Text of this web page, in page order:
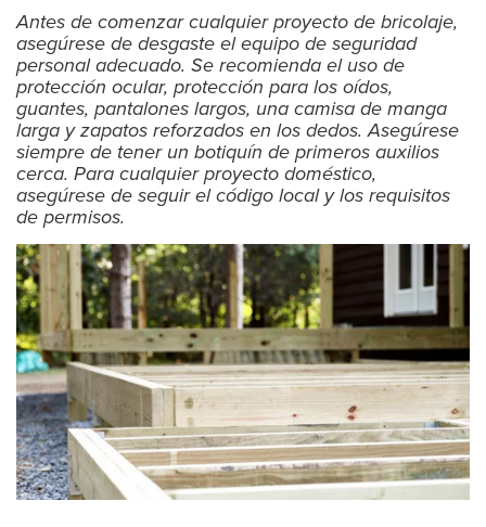
Antes de comenzar cualquier proyecto de bricolaje,
asegúrese de desgaste el equipo de seguridad
personal adecuado. Se recomienda el uso de
protección ocular, protección para los oídos,
guantes, pantalones largos, una camisa de manga
larga y zapatos reforzados en los dedos. Asegúrese
siempre de tener un botiquín de primeros auxilios
cerca. Para cualquier proyecto doméstico,
asegúrese de seguir el código local y los requisitos
de permisos.